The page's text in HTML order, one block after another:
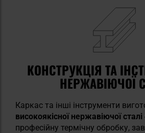
КОНСТРУКЦІЯ ТА
НЕРЖАВІЮЧОЇ
Каркас та інші інструменти
високоякісної нержавіючої сталі
професійну термічну обробку,